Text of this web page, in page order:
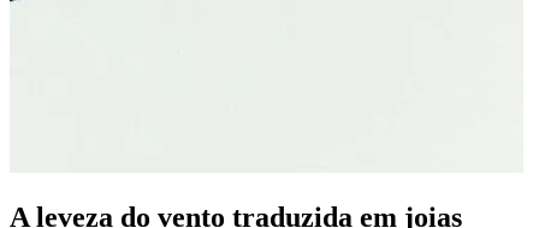
A leveza do vento traduzida em joias